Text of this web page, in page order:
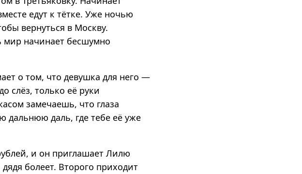
едут к тётке. Уже ночью
вернуться в Москву.
мир начинает бесшумно
о том, что девушка для него —
слёз, только её руки
замечаешь, что глаза
дальнюю даль, где тебе её уже
и он приглашает Лилю
болеет. Второго приходит